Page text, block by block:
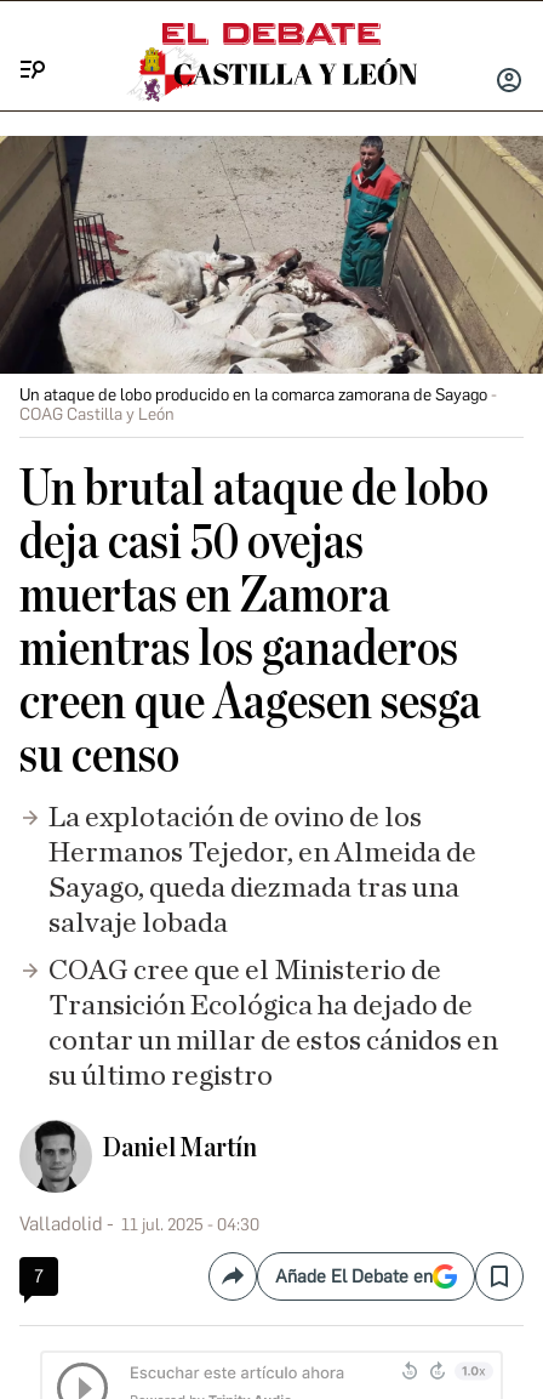
INICIAR
Un ataque de lobo producido en la comarca zamorana de Sayago
COAG Castilla y León
Un brutal ataque de lobo
deja casi 50 ovejas
muertas en Zamora
mientras los ganaderos
creen que Aagesen sesga
su censo
La explotación de ovino de los
Hermanos Tejedor, en Almeida de
Sayago, queda diezmada tras una
salvaje lobada
COAG cree que el Ministerio de
Transición Ecológica ha dejado de
contar un millar de estos cánidos en
su último registro
Daniel Martín
Valladolid 11 jul. 2025 - 04:30
7 CompartirAñade El Debate en Save